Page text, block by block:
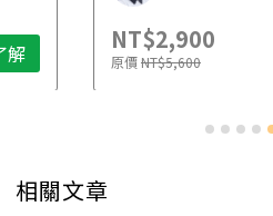
解 NT$2,900
原價NT$5,600
相關文章